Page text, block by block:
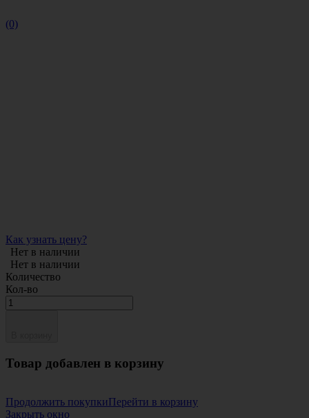
(0)
Как узнать цену?
Нет в наличии
Нет в наличии
Количество
Кол-во
Товар добавлен в корзину
Продолжить покупкиПерейти в корзину
Закрыть окно